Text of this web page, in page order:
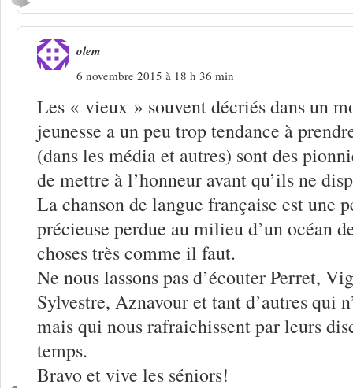
olem
6 novembre 2015 à 18 h 36 min
Les « vieux » souvent décriés dans un
jeunesse a un peu trop tendance à
(dans les média et autres) sont des
de mettre à l’honneur avant qu’ils ne
La chanson de langue française est une
précieuse perdue au milieu d’un océan
choses très comme il faut.
Ne nous lassons pas d’écouter Perret,
Sylvestre, Aznavour et tant d’autres qui
mais qui nous rafraichissent par leurs
temps.
Bravo et vive les séniors!